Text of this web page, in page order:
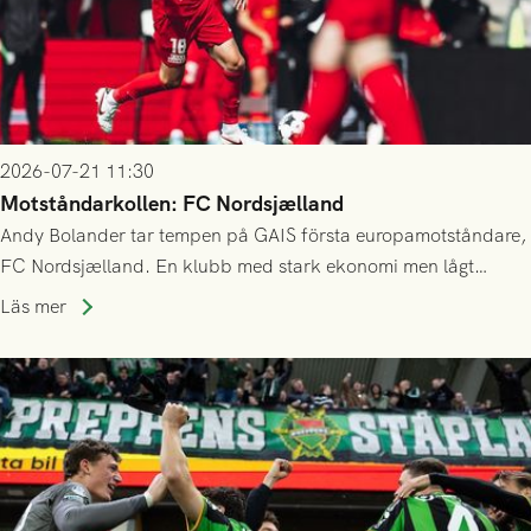
2026-07-21 11:30
Motståndarkollen: FC Nordsjælland
Andy Bolander tar tempen på GAIS första europamotståndare,
FC Nordsjælland. En klubb med stark ekonomi men lågt
publiksnitt, ett lag med både kollektiv styrka och individuell
Läs mer